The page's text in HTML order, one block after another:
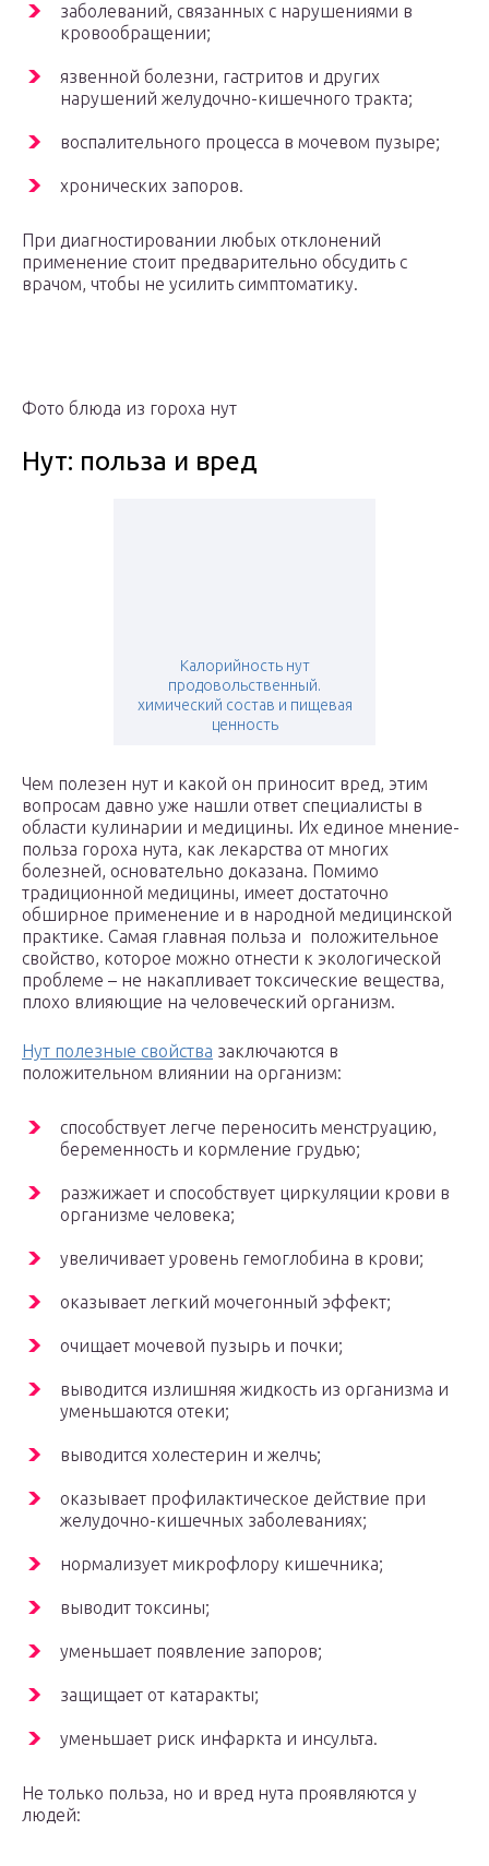
заболеваний, связанных с нарушениями в
кровообращении;
язвенной болезни, гастритов и других
нарушений желудочно-кишечного тракта;
воспалительного процесса в мочевом пузыре;
хронических запоров.
При диагностировании любых отклонений
применение стоит предварительно обсудить с
врачом, чтобы не усилить симптоматику.
Фото блюда из гороха нут
Нут: польза и вред
Калорийность нут
продовольственный.
химический состав и пищевая
ценность
Чем полезен нут и какой он приносит вред, этим
вопросам давно уже нашли ответ специалисты в
области кулинарии и медицины. Их единое мнение-
польза гороха нута, как лекарства от многих
болезней, основательно доказана. Помимо
традиционной медицины, имеет достаточно
обширное применение и в народной медицинской
практике. Самая главная польза и положительное
свойство, которое можно отнести к экологической
проблеме – не накапливает токсические вещества,
плохо влияющие на человеческий организм.
Нут полезные свойства заключаются в
положительном влиянии на организм:
способствует легче переносить менструацию,
беременность и кормление грудью;
разжижает и способствует циркуляции крови в
организме человека;
увеличивает уровень гемоглобина в крови;
оказывает легкий мочегонный эффект;
очищает мочевой пузырь и почки;
выводится излишняя жидкость из организма и
уменьшаются отеки;
выводится холестерин и желчь;
оказывает профилактическое действие при
желудочно-кишечных заболеваниях;
нормализует микрофлору кишечника;
выводит токсины;
уменьшает появление запоров;
защищает от катаракты;
уменьшает риск инфаркта и инсульта.
Не только польза, но и вред нута проявляются у
людей: